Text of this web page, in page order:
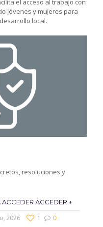
jóvenes y mujeres para
local.
resoluciones y
ACCEDER +
2026 0
1